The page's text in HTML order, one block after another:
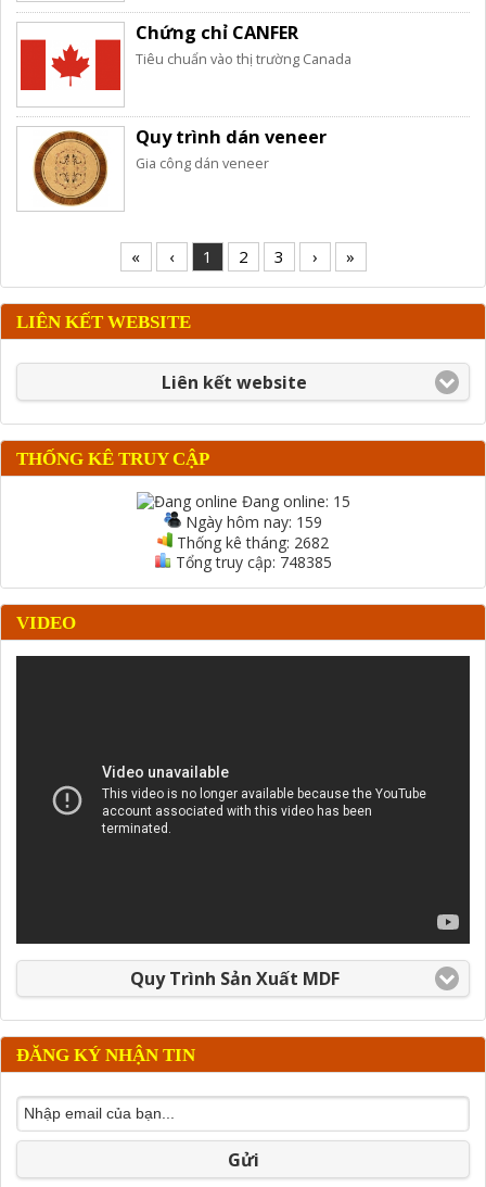
Chứng chỉ CANFER
Tiêu chuẩn vào thị trường Canada
Quy trình dán veneer
Gia công dán veneer
« ‹ 1 2 3 › »
LIÊN KẾT WEBSITE
Liên kết website
THỐNG KÊ TRUY CẬP
Đang online: 15
Ngày hôm nay: 159
Thống kê tháng: 2682
Tổng truy cập: 748385
VIDEO
Quy Trình Sản Xuất MDF
ĐĂNG KÝ NHẬN TIN
Gửi